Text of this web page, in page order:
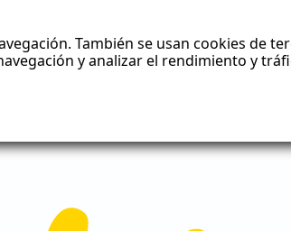
También se usan cookies de
y analizar el rendimiento y